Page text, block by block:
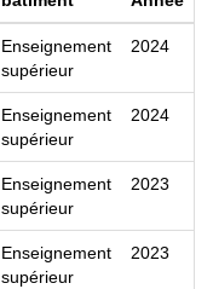
Enseignement
supérieur
2024
Enseignement
supérieur
2024
Enseignement
supérieur
2023
Enseignement
supérieur
2023